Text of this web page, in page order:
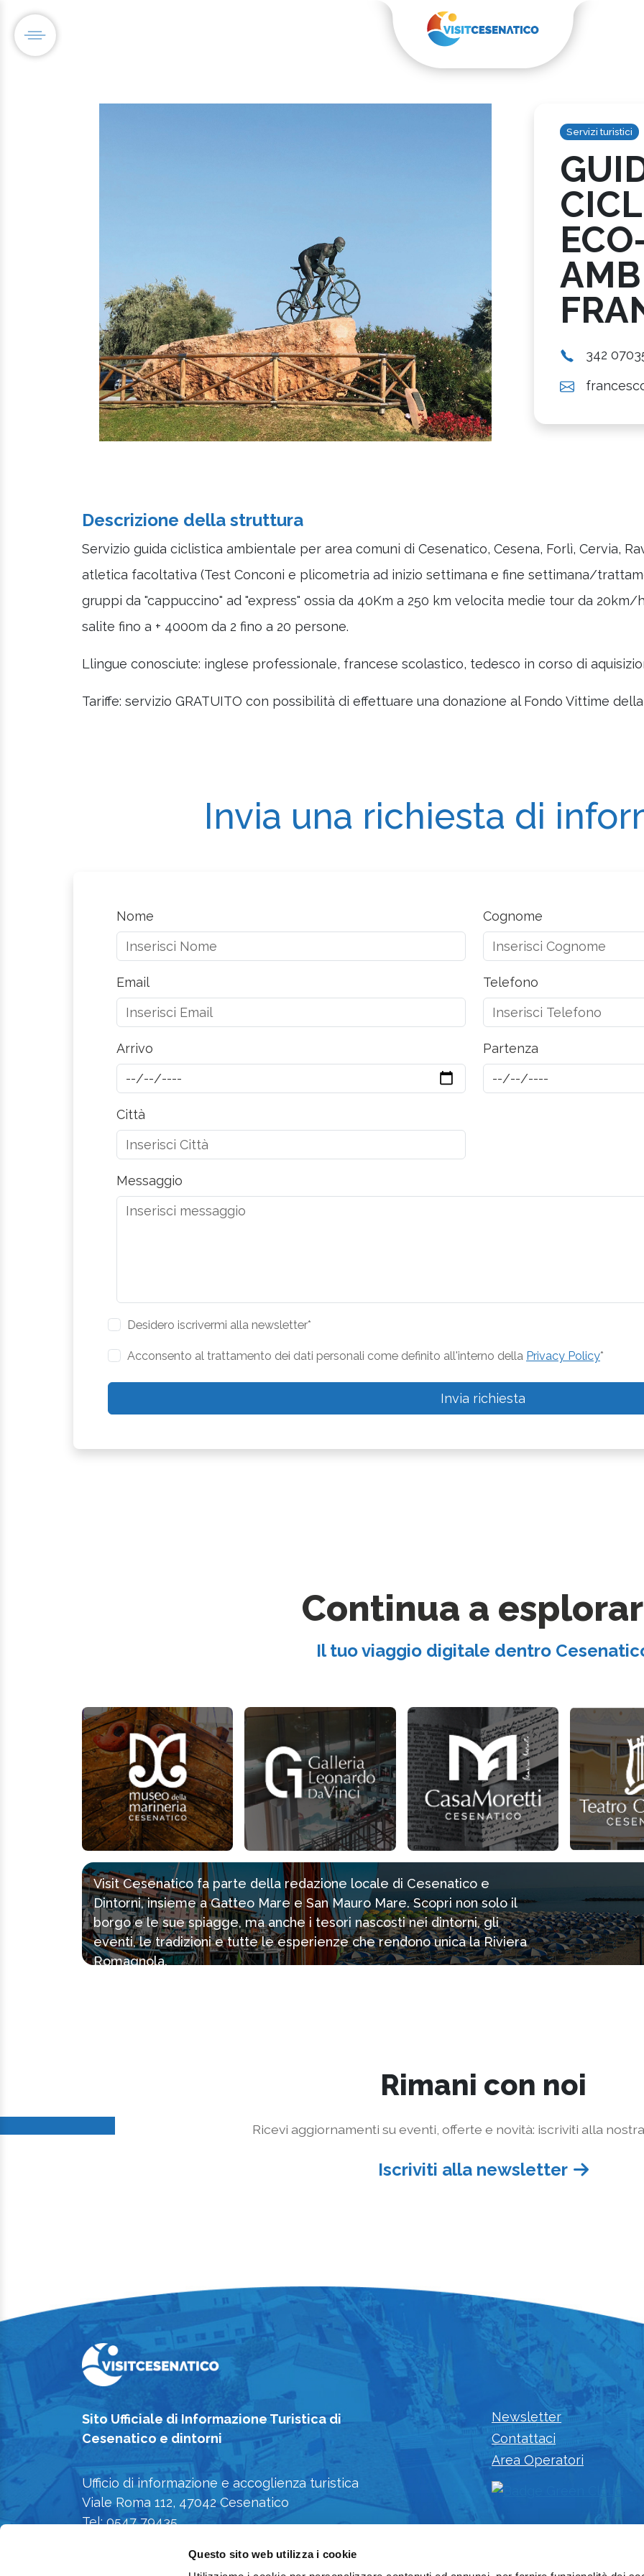
Questo sito web utilizza i cookie
Servizi turistici
342
Descrizione della struttura
Servizio guida ciclistica ambientale per area comuni di Cesenatico, Cesena, Forlì, Cervia,
atletica facoltativa (Test Conconi e plicometria ad inizio settimana e fine settimana/
gruppi da "cappuccino" ad "express" ossia da 40Km a 250 km velocita medie tour da
salite fino a + 4000m da 2 fino a 20 persone.
Llingue conosciute: inglese professionale, francese scolastico, tedesco in corso di
Tariffe: servizio GRATUITO con possibilità di effettuare una donazione al Fondo Vittime
Invia una richiesta di
Nome Cognome
Email Telefono
Arrivo Partenza
Città
Messaggio
Desidero iscrivermi alla newsletter*
Acconsento al trattamento dei dati personali come definito all'interno della Privacy Policy*
Invia richiesta
Continua a
Il tuo viaggio digitale dentro
Visit Cesenatico fa parte della redazione locale di Cesenatico e
Dintorni, insieme a Gatteo Mare e San Mauro Mare. Scopri non solo il
borgo e le sue spiagge, ma anche i tesori nascosti nei dintorni, gli
eventi, le tradizioni e tutte le esperienze che rendono unica la Riviera
Romagnola.
Rimani con noi
Ricevi aggiornamenti su eventi, offerte e novità: iscriviti alla
Iscriviti alla newsletter
Sito Ufficiale di Informazione Turistica di
Cesenatico e dintorni
Ufficio di informazione e accoglienza turistica
Viale Roma 112, 47042 Cesenatico
Tel: 0547 79435
Cookie Policy
Newsletter
Contattaci
Area Operatori